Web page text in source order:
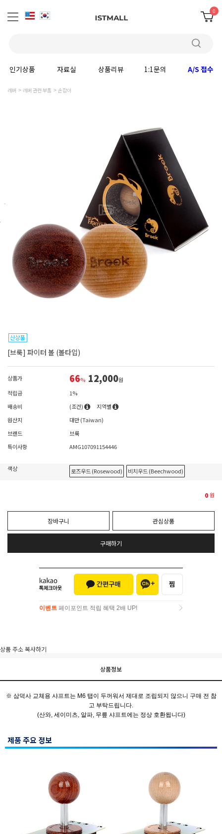
0
인기상품 자료실 상품리뷰 1:1문의 A/S 접수
레버 레버 관련 부품 손잡이
[브룩] 파이터 볼 (볼타입)
상품가 66% 12,000원
적립금
1%
배송비
(조건)
지역별
원산지
대만 (Taiwan)
브랜드
브룩
특이사항
AMG107091154446
색상 로즈우드 (Rosewood) 비치우드 (Beechwood)
0원
장바구니 관심상품
구매하기
이벤트 페이포인트 적립 혜택 2배 UP!
상품 주소 복사하기
상품정보
※ 삼덕사 교체용 샤프트는 M6 탭이 두꺼워서 제대로 조립되지 않으니 구매 전 참
고 부탁드립니다.
(산와, 세이미츠, 알파, 무릎 샤프트에는 정상 호환됩니다)